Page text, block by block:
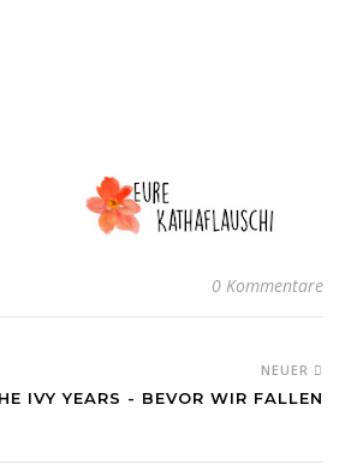
0 Kommentare
NEUER
IVY YEARS - BEVOR WIR FALLEN